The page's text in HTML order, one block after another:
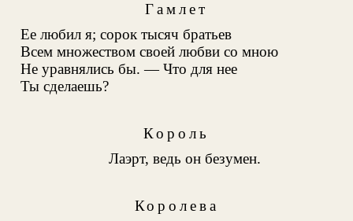
Гамлет
Ее любил я; сорок тысяч братьев
Всем множеством своей любви со мною
Не уравнялись бы. — Что для нее
Ты сделаешь?
Король
Лаэрт, ведь он безумен.
Королева